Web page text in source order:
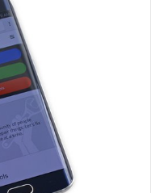
Publier un commentaire